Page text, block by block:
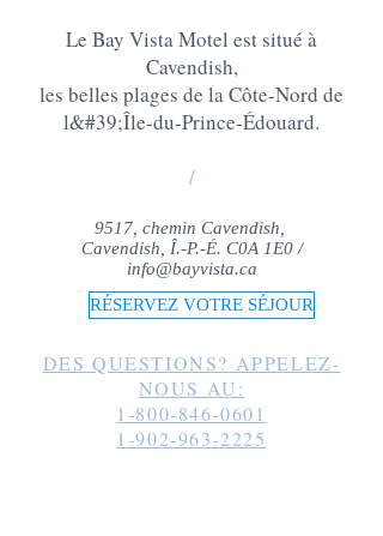
Le Bay Vista Motel est situé à
Cavendish,
les belles plages de la Côte-Nord de
l&#39;Île-du-Prince-Édouard.
/
9517, chemin Cavendish,
Cavendish, Î.-P.-É. C0A 1E0 /
info@bayvista.ca
RÉSERVEZ VOTRE SÉJOUR
DES QUESTIONS? APPELEZ-
NOUS AU:
1-800-846-0601
1-902-963-2225